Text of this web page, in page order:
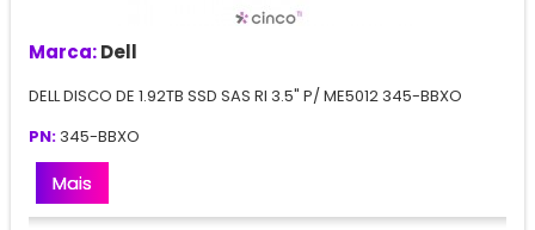
Marca:Dell
DELL DISCO DE 1.92TB SSD SAS RI 3.5" P/ ME5012 345-BBXO
PN: 345-BBXO
Mais